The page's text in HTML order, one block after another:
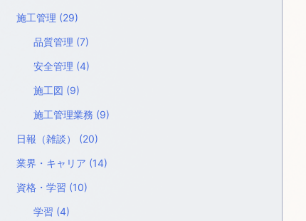
施工管理 (29)
品質管理 (7)
安全管理 (4)
施工図 (9)
施工管理業務 (9)
日報（雑談） (20)
業界・キャリア (14)
資格・学習 (10)
学習 (4)